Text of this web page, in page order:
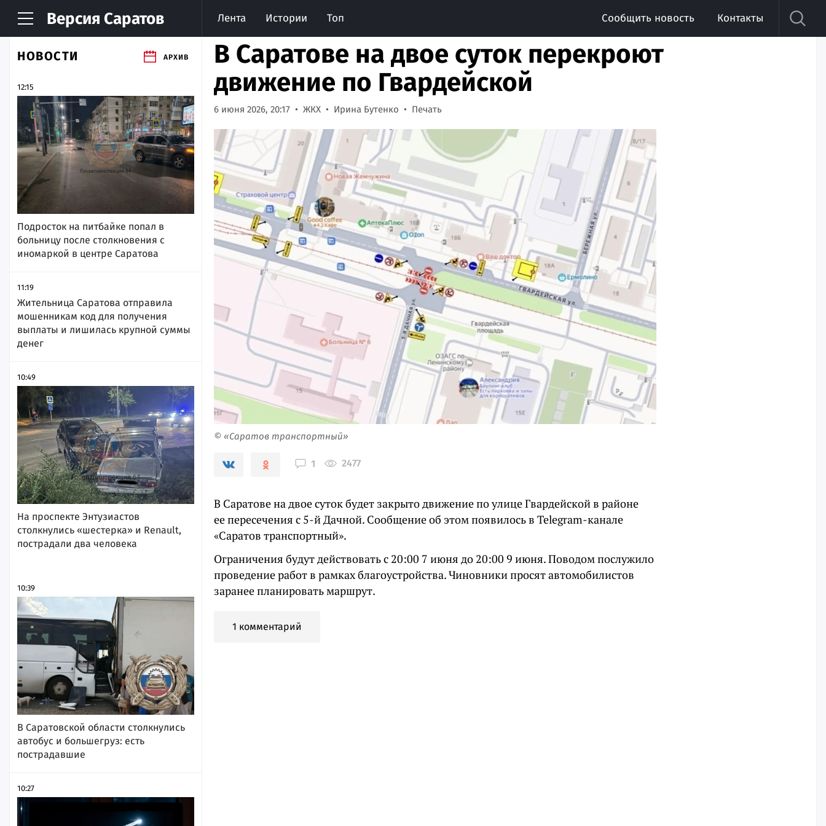
Версия Саратов Лента Истории Топ Сообщить новость Контакты
НОВОСТИ АРХИВ
12:15
Подросток на питбайке попал в
больницу после столкновения с
иномаркой в центре Саратова
11:19
Жительница Саратова отправила
мошенникам код для получения
выплаты и лишилась крупной суммы
денег
10:49
На проспекте Энтузиастов
столкнулись «шестерка» и Renault,
пострадали два человека
10:39
В Саратовской области столкнулись
автобус и большегруз: есть
пострадавшие
10:27
В Саратове на двое суток перекроют
движение по Гвардейской
6 июня 2026, 20:17 ЖКХ Ирина Бутенко Печать
© «Саратов транспортный»
1 2477
В Саратове на двое суток будет закрыто движение по улице Гвардейской в районе
ее пересечения с 5-й Дачной. Сообщение об этом появилось в Telegram-канале
«Саратов транспортный».
Ограничения будут действовать с 20:00 7 июня до 20:00 9 июня. Поводом послужило
проведение работ в рамках благоустройства. Чиновники просят автомобилистов
заранее планировать маршрут.
1 комментарий